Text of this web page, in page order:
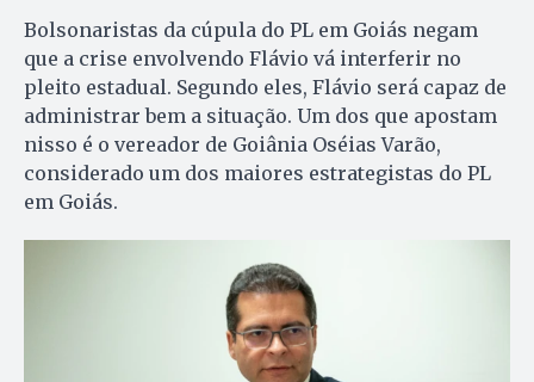
Bolsonaristas da cúpula do PL em Goiás negam
que a crise envolvendo Flávio vá interferir no
pleito estadual. Segundo eles, Flávio será capaz de
administrar bem a situação. Um dos que apostam
nisso é o vereador de Goiânia Oséias Varão,
considerado um dos maiores estrategistas do PL
em Goiás.